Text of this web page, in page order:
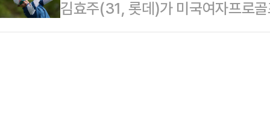
관된 퍼포먼스를 구현한다.또한
서 3언더파 69타를 적어냈다.이로
김효주는 2위 넬리 코다(미국)에 2
김효주(31, 롯데)가 미국여자프로
다.김효주는 29일(한국시각) 미국